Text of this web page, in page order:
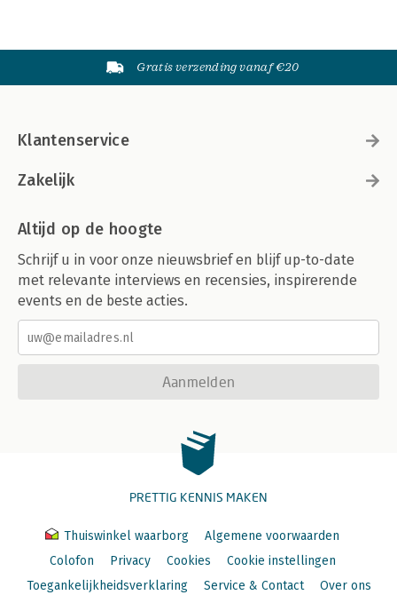
Gratis verzending vanaf €20
Klantenservice
Zakelijk
Altijd op de hoogte
Schrijf u in voor onze nieuwsbrief en blijf up-to-date
met relevante interviews en recensies, inspirerende
events en de beste acties.
Aanmelden
PRETTIG KENNIS MAKEN
Thuiswinkel waarborg
Algemene voorwaarden
Colofon
Privacy Cookies
Cookie instellingen
Toegankelijkheidsverklaring
Service & Contact Over ons